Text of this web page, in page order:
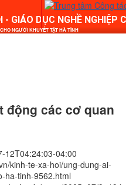
GIÁO DỤC NGHỀ NGHIỆP
NGƯỜI KHUYẾT TẬT HÀ TĨNH
động các cơ quan
12T04:24:03-04:00
kinh-te-xa-hoi/ung-dung-ai-
ha-tinh-9562.html